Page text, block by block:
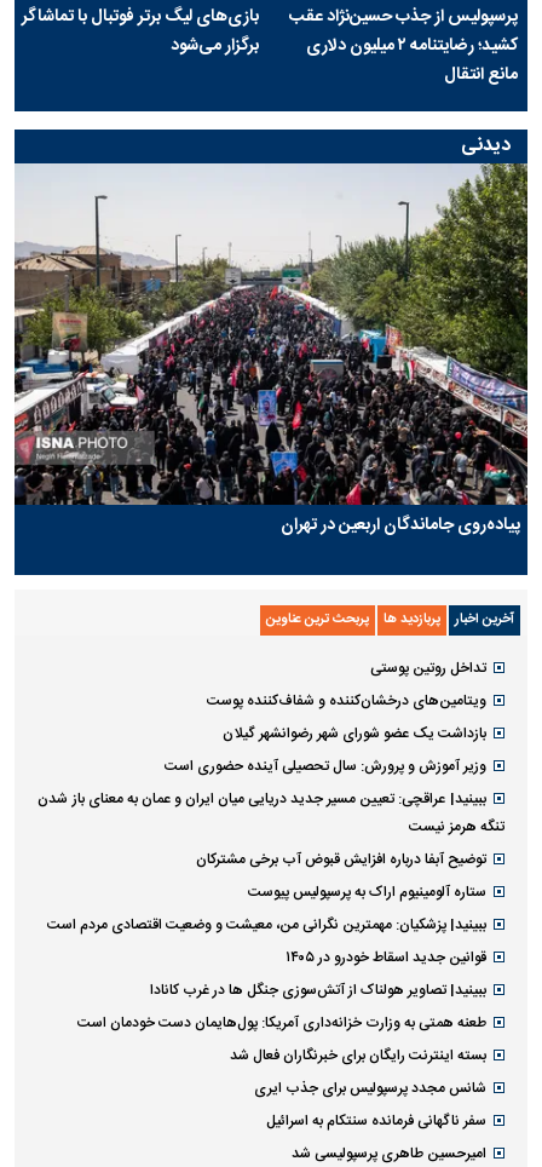
پرسپولیس از جذب حسین‌نژاد عقب
کشید؛ رضایتنامه ۲ میلیون دلاری
مانع انتقال
بازی‌های لیگ برتر فوتبال با تماشاگر
برگزار می‌شود
دیدنی
پیاده‌روی جاماندگان اربعین در تهران
آخرین اخبار پربازدید ها پربحث ترین عناوین
تداخل روتین پوستی
ویتامین‌های درخشان‌کننده و شفاف‌کننده پوست
بازداشت یک عضو شورای شهر رضوانشهر گیلان
وزیر آموزش و پرورش: سال تحصیلی آینده حضوری است
ببینید| عراقچی: تعیین مسیر جدید دریایی میان ایران و عمان به معنای باز شدن
تنگه هرمز نیست
توضیح آبفا درباره افزایش قبوض آب برخی مشترکان
ستاره آلومینیوم اراک به پرسپولیس پیوست
ببینید| پزشکیان: مهمترین نگرانی من، معیشت و وضعیت اقتصادی مردم است
قوانین جدید اسقاط خودرو در ۱۴۰۵
ببینید| تصاویر هولناک از آتش‌سوزی جنگل ها در غرب کانادا
طعنه همتی به وزارت خزانه‌داری آمریکا: پول‌هایمان دست خودمان است
بسته اینترنت رایگان برای خبرنگاران فعال شد
شانس مجدد پرسپولیس برای جذب ایری
سفر ناگهانی فرمانده سنتکام به اسرائیل
امیرحسین طاهری پرسپولیسی شد